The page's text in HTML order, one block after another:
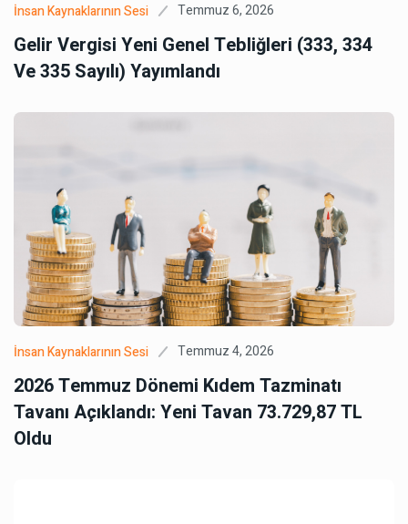
İnsan Kaynaklarının Sesi Temmuz 6, 2026
Gelir Vergisi Yeni Genel Tebliğleri (333, 334
Ve 335 Sayılı) Yayımlandı
İnsan Kaynaklarının Sesi Temmuz 4, 2026
2026 Temmuz Dönemi Kıdem Tazminatı
Tavanı Açıklandı: Yeni Tavan 73.729,87 TL
Oldu